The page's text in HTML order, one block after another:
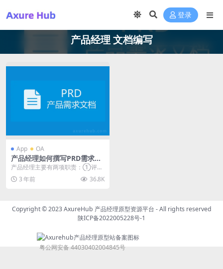
登录
产品经理 文档编写
App OA
产品经理如何撰写PRD需求文
档（规范入门篇）
产品经理主要有两项职责：①评估
产品机会 ② 定义要开发的产品；
前者我们在上篇的...
3 年前 36.8K
Copyright © 2023AxureHub 产品经理原型资源平台 - All rights reserved
陕ICP备2022005228号-1
粤公网安备 44030402004845号